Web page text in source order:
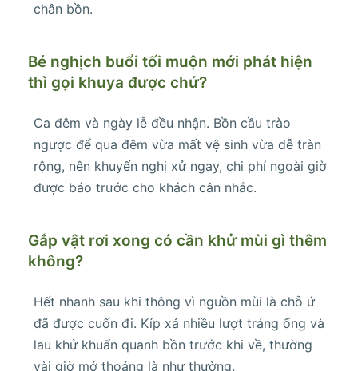
chân bồn.
Bé nghịch buổi tối muộn mới phát hiện
thì gọi khuya được chứ?
Ca đêm và ngày lễ đều nhận. Bồn cầu trào
ngược để qua đêm vừa mất vệ sinh vừa dễ tràn
rộng, nên khuyến nghị xử ngay, chi phí ngoài giờ
được báo trước cho khách cân nhắc.
Gắp vật rơi xong có cần khử mùi gì thêm
không?
Hết nhanh sau khi thông vì nguồn mùi là chỗ ứ
đã được cuốn đi. Kíp xả nhiều lượt tráng ống và
lau khử khuẩn quanh bồn trước khi về, thường
vài giờ mở thoáng là như thường.